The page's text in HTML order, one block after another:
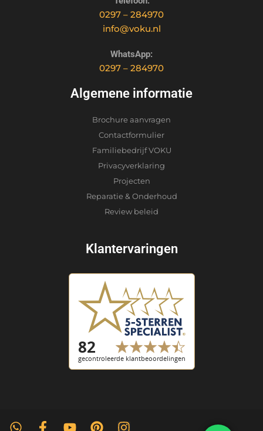
0297 – 284970
info@voku.nl
WhatsApp:
0297 – 284970
Algemene informatie
Brochure aanvragen
Contactformulier
Familiebedrijf VOKU
Privacyverklaring
Projecten
Reparatie & Onderhoud
Review beleid
Klantervaringen